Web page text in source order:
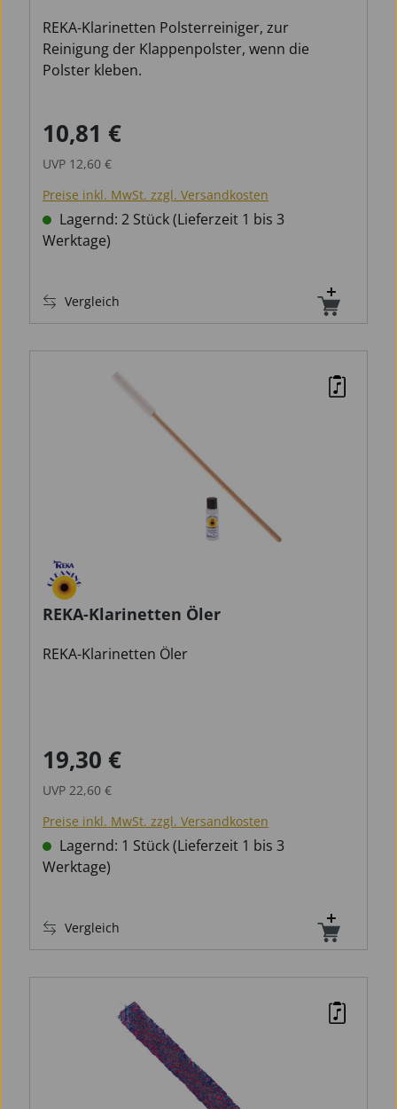
REKA-Klarinetten Polsterreiniger, zur
Reinigung der Klappenpolster, wenn die
Polster kleben.
Verkaufspreis:
10,81 €
UVP 12,60 €
Preise inkl. MwSt. zzgl. Versandkosten
Lagernd: 2 Stück (Lieferzeit 1 bis 3
Werktage)
Vergleich
REKA-Klarinetten Öler
REKA-Klarinetten Öler
Verkaufspreis:
19,30 €
UVP 22,60 €
Preise inkl. MwSt. zzgl. Versandkosten
Lagernd: 1 Stück (Lieferzeit 1 bis 3
Werktage)
Vergleich